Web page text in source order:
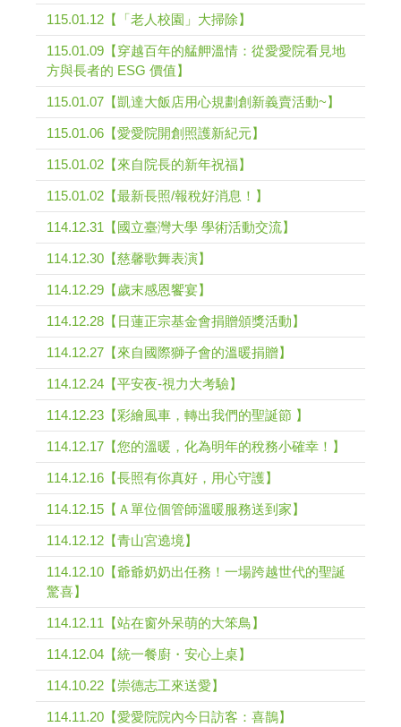
115.01.12【「老人校園」大掃除】
115.01.09【穿越百年的艋舺溫情：從愛愛院看見地
方與長者的 ESG 價值】
115.01.07【凱達大飯店用心規劃創新義賣活動~】
115.01.06【愛愛院開創照護新紀元】
115.01.02【來自院長的新年祝福】
115.01.02【最新長照/報稅好消息！】
114.12.31【國立臺灣大學 學術活動交流】
114.12.30【慈馨歌舞表演】
114.12.29【歲末感恩饗宴】
114.12.28【日蓮正宗基金會捐贈頒獎活動】
114.12.27【來自國際獅子會的溫暖捐贈】
114.12.24【平安夜-視力大考驗】
114.12.23【彩繪風車，轉出我們的聖誕節 】
114.12.17【您的溫暖，化為明年的稅務小確幸！】
114.12.16【長照有你真好，用心守護】
114.12.15【Ａ單位個管師溫暖服務送到家】
114.12.12【青山宮遶境】
114.12.10【爺爺奶奶出任務！一場跨越世代的聖誕
驚喜】
114.12.11【站在窗外呆萌的大笨鳥】
114.12.04【統一餐廚・安心上桌】
114.10.22【崇德志工來送愛】
114.11.20【愛愛院院內今日訪客：喜鵲】